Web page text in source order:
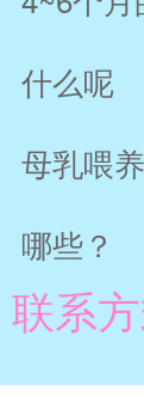
什么呢
母乳喂
哪些？
联系